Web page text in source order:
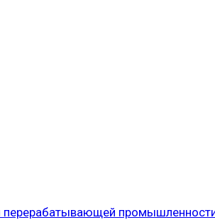
перерабатывающей